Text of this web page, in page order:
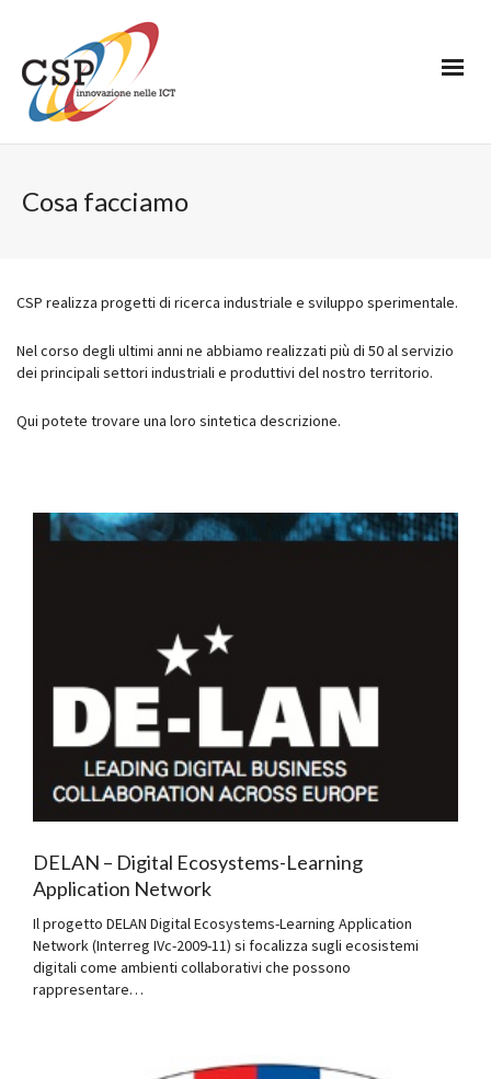
Cosa facciamo
CSP realizza progetti di ricerca industriale e sviluppo sperimentale.
Nel corso degli ultimi anni ne abbiamo realizzati più di 50 al servizio
dei principali settori industriali e produttivi del nostro territorio.
Qui potete trovare una loro sintetica descrizione.
DELAN – Digital Ecosystems-Learning
Application Network
Il progetto DELAN Digital Ecosystems-Learning Application
Network (Interreg IVc-2009-11) si focalizza sugli ecosistemi
digitali come ambienti collaborativi che possono
rappresentare…